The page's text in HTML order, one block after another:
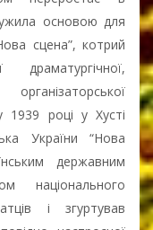
основою для
сцена”, котрий
1939 році у Хусті
України “Нова
державним
національного
і згуртував